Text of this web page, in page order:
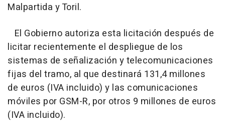
Malpartida y Toril.
El Gobierno autoriza esta licitación después de
licitar recientemente el despliegue de los
sistemas de señalización y telecomunicaciones
fijas del tramo, al que destinará 131,4 millones
de euros (IVA incluido) y las comunicaciones
móviles por GSM-R, por otros 9 millones de euros
(IVA incluido).